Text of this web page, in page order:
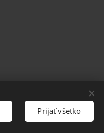
Prijať všetko